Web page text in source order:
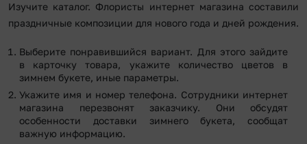
Изучите каталог. Флористы интернет магазина составили
праздничные композиции для нового года и дней рождения.
Выберите понравившийся вариант. Для этого зайдите
в карточку товара, укажите количество цветов в
зимнем букете, иные параметры.
Укажите имя и номер телефона. Сотрудники интернет
магазина перезвонят заказчику. Они обсудят
особенности доставки зимнего букета, сообщат
важную информацию.